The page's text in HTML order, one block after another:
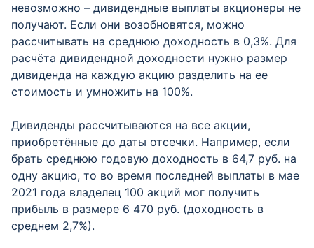
невозможно – дивидендные выплаты акционеры не
получают. Если они возобновятся, можно
рассчитывать на среднюю доходность в 0,3%. Для
расчёта дивидендной доходности нужно размер
дивиденда на каждую акцию разделить на ее
стоимость и умножить на 100%.
Дивиденды рассчитываются на все акции,
приобретённые до даты отсечки. Например, если
брать среднюю годовую доходность в 64,7 руб. на
одну акцию, то во время последней выплаты в мае
2021 года владелец 100 акций мог получить
прибыль в размере 6 470 руб. (доходность в
среднем 2,7%).